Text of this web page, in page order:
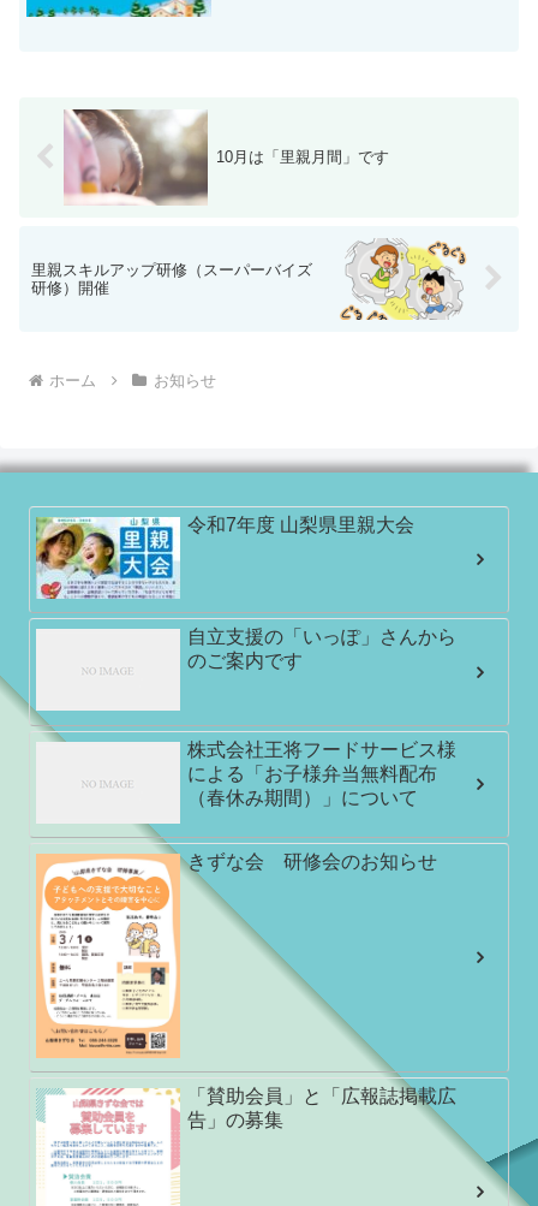
10月は「里親月間」です
里親スキルアップ研修（スーパーバイズ
研修）開催
ホーム お知らせ
令和7年度 山梨県里親大会
自立支援の「いっぽ」さんから
のご案内です
株式会社王将フードサービス様
による「お子様弁当無料配布
（春休み期間）」について
きずな会 研修会のお知らせ
「賛助会員」と「広報誌掲載広
告」の募集